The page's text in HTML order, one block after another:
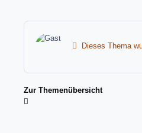
Dieses Thema
Zur Themenübersicht